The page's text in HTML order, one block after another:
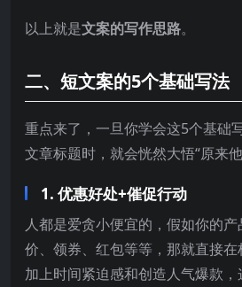
以上就是文案的写作思路。
二、短文案的5个基础写法
重点来了，一旦你学会这5个基础
文章标题时，就会恍然大悟“原来
1. 优惠好处+催促行动
人都是爱贪小便宜的，假如你的
价、领券、红包等等，那就直接
加上时间紧迫感和创造人气爆款